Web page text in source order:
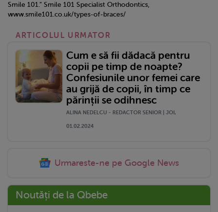
Smile 101.” Smile 101 Specialist Orthodontics,
www.smile101.co.uk/types-of-braces/
ARTICOLUL URMATOR
Cum e să fii dădacă pentru
copii pe timp de noapte?
Confesiunile unor femei care
au grijă de copii, în timp ce
părinții se odihnesc
ALINA NEDELCU - REDACTOR SENIOR | JOI,
01.02.2024
Urmareste-ne pe Google News
Noutăți de la Qbebe